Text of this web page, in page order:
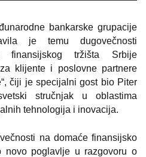
bankarske grupacije
je temu dugovečnosti
tržišta Srbije
klijente i poslovne partnere
čiji je specijalni gost bio Piter
stručnjak u oblastima
tehnologija i inovacija.
na domaće finansijsko
novo poglavlje u razgovoru o